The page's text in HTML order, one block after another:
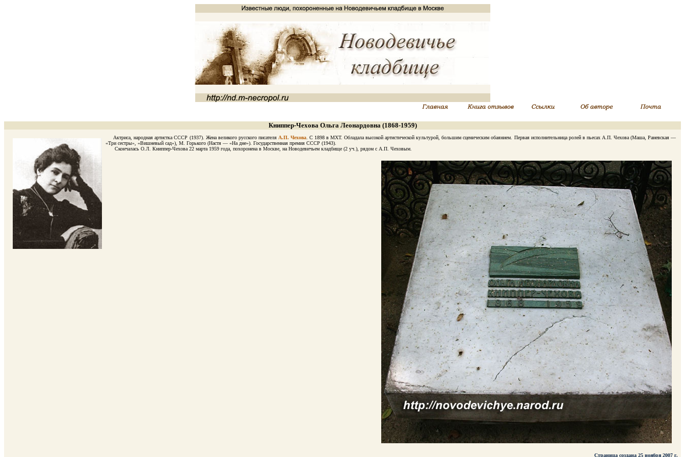
Книппер-Чехова Ольга Леонардовна (1868-1959)
Актриса, народная артистка СССР (1937). Жена великого русского писателя А.П. Чехова. С 1898 в МХТ. Обладала высокой артистической культурой, большим сценическим обаянием. Первая исполнительница ролей в пьесах А.П. Чехова (Маша, Раневская —
«Три сестры», «Вишневый сад»), М. Горького (Настя — «На дне»). Государственная премия СССР (1943).
Скончалась О.Л. Книппер-Чехова 22 марта 1959 года, похоронена в Москве, на Новодевичьем кладбище (2 уч.), рядом с А.П. Чеховым.
Страница создана 25 ноября 2007 г.